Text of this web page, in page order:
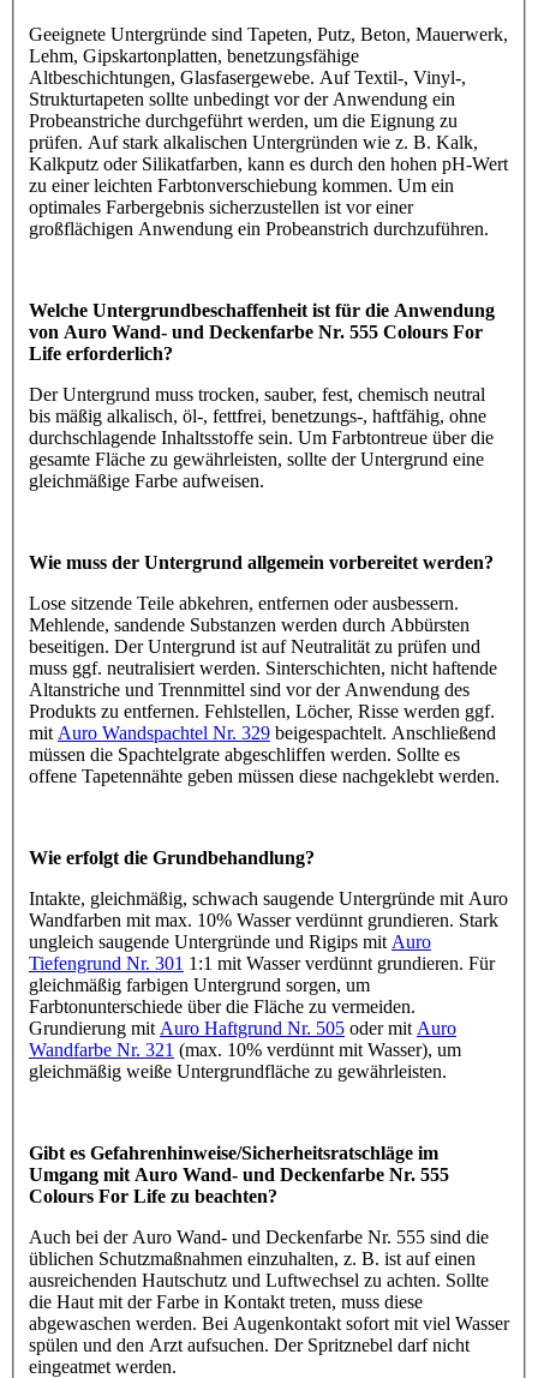
Geeignete Untergründe sind Tapeten, Putz, Beton, Mauerwerk,
Lehm, Gipskartonplatten, benetzungsfähige
Altbeschichtungen, Glasfasergewebe. Auf Textil-, Vinyl-,
Strukturtapeten sollte unbedingt vor der Anwendung ein
Probeanstriche durchgeführt werden, um die Eignung zu
prüfen. Auf stark alkalischen Untergründen wie z. B. Kalk,
Kalkputz oder Silikatfarben, kann es durch den hohen pH-Wert
zu einer leichten Farbtonverschiebung kommen. Um ein
optimales Farbergebnis sicherzustellen ist vor einer
großflächigen Anwendung ein Probeanstrich durchzuführen.
Welche Untergrundbeschaffenheit ist für die Anwendung
von Auro Wand- und Deckenfarbe Nr. 555 Colours For
Life erforderlich?
Der Untergrund muss trocken, sauber, fest, chemisch neutral
bis mäßig alkalisch, öl-, fettfrei, benetzungs-, haftfähig, ohne
durchschlagende Inhaltsstoffe sein. Um Farbtontreue über die
gesamte Fläche zu gewährleisten, sollte der Untergrund eine
gleichmäßige Farbe aufweisen.
Wie muss der Untergrund allgemein vorbereitet werden?
Lose sitzende Teile abkehren, entfernen oder ausbessern.
Mehlende, sandende Substanzen werden durch Abbürsten
beseitigen. Der Untergrund ist auf Neutralität zu prüfen und
muss ggf. neutralisiert werden. Sinterschichten, nicht haftende
Altanstriche und Trennmittel sind vor der Anwendung des
Produkts zu entfernen. Fehlstellen, Löcher, Risse werden ggf.
mit Auro Wandspachtel Nr. 329 beigespachtelt. Anschließend
müssen die Spachtelgrate abgeschliffen werden. Sollte es
offene Tapetennähte geben müssen diese nachgeklebt werden.
Wie erfolgt die Grundbehandlung?
Intakte, gleichmäßig, schwach saugende Untergründe mit Auro
Wandfarben mit max. 10% Wasser verdünnt grundieren. Stark
ungleich saugende Untergründe und Rigips mit Auro
Tiefengrund Nr. 301 1:1 mit Wasser verdünnt grundieren. Für
gleichmäßig farbigen Untergrund sorgen, um
Farbtonunterschiede über die Fläche zu vermeiden.
Grundierung mit Auro Haftgrund Nr. 505 oder mit Auro
Wandfarbe Nr. 321 (max. 10% verdünnt mit Wasser), um
gleichmäßig weiße Untergrundfläche zu gewährleisten.
Gibt es Gefahrenhinweise/Sicherheitsratschläge im
Umgang mit Auro Wand- und Deckenfarbe Nr. 555
Colours For Life zu beachten?
Auch bei der Auro Wand- und Deckenfarbe Nr. 555 sind die
üblichen Schutzmaßnahmen einzuhalten, z. B. ist auf einen
ausreichenden Hautschutz und Luftwechsel zu achten. Sollte
die Haut mit der Farbe in Kontakt treten, muss diese
abgewaschen werden. Bei Augenkontakt sofort mit viel Wasser
spülen und den Arzt aufsuchen. Der Spritznebel darf nicht
eingeatmet werden.